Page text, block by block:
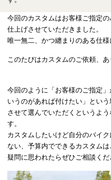
今回のカスタムはお客様ご指定
仕上げさせていただきました。
唯一無二、かつ纏まりのある仕様
このたびはカスタムのご依頼、あ
今回のように「お客様のご指定
いうのがあれば付けたい」とい
させて選んでいただくというよ
す。
カスタムしたいけど自分のバイ
ない、予算内でできるカスタム
疑問に思われたらぜひご相談くだ